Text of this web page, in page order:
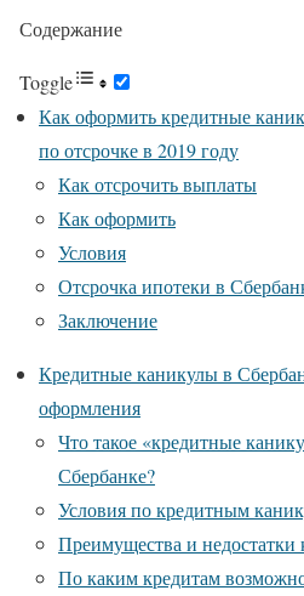
Содержание
Toggle
Как оформить кредитные
по отсрочке в 2019 году
Как отсрочить выплаты
Как оформить
Условия
Отсрочка ипотеки в
Заключение
Кредитные каникулы в
оформления
Что такое «кредитные
Сбербанке?
Условия по кредитным
Преимущества и недостатки
По каким кредитам